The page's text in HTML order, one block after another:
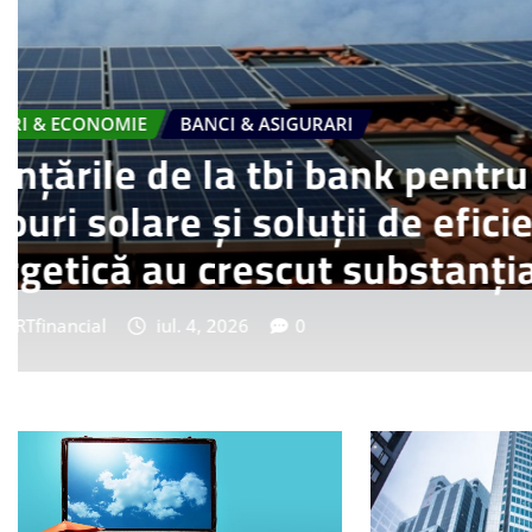
AFACERI & ECONOMIE MARKETING, PUBLICITATE,
ARBOpodcast de la
creatori de conținut care
de podcasturi
SMARTfinancial iul. 4, 2026